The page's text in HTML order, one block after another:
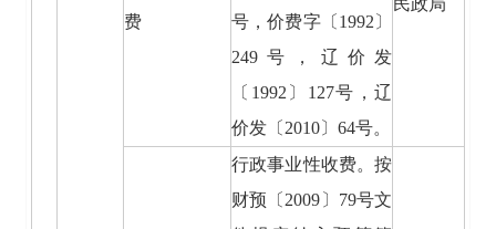
费
号，价费字〔1992〕
249号，辽价发
〔1992〕127号，辽
价发〔2010〕64号。
行政事业性收费。按
财预〔2009〕79号文